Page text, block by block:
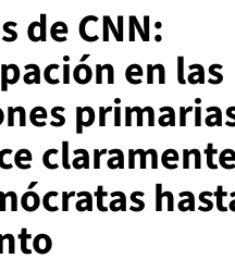
de CNN:
en las